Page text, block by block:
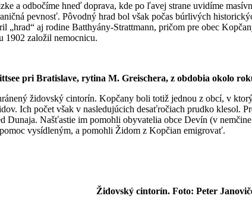
a odbočíme hneď doprava, kde po ľavej strane uvidíme
pevnosť. Pôvodný hrad bol však počas búrlivých
aj rodine Batthyány-Strattmann, pričom pre obec
1902 založil nemocnicu.
pri Bratislave, rytina M. Greischera, z obdobia okolo
židovský cintorín. Kopčany boli totiž jednou z obcí, v
Ich počet však v nasledujúcich desaťročiach prudko
Dunaja. Našťastie im pomohli obyvatelia obce Devín (v
vysídleným, a pomohli Židom z Kopčian emigrovať.
Židovský cintorín. Foto: Peter